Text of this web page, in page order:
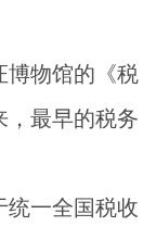
物馆的《税
，最早的税务
一全国税收